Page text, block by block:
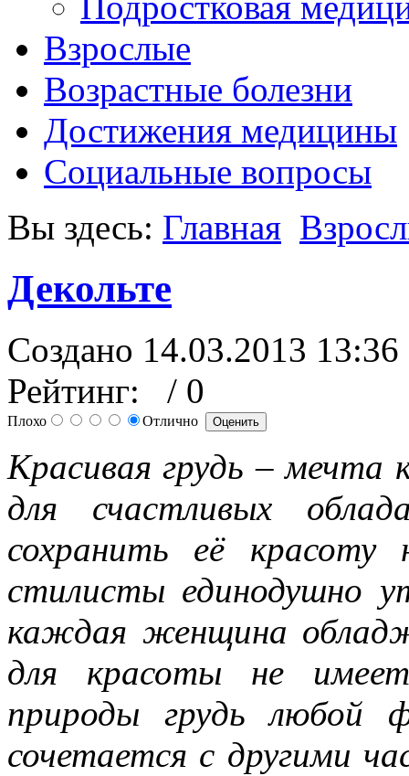
Взрослые
Возрастные болезни
Достижения медицины
Социальные вопросы
Вы здесь: Главная
Декольте
Создано 14.03.2013 13:36
Рейтинг:
/ 0
Плохо Отлично
Красивая грудь –
для счастливых
сохранить её
стилисты единодушно
каждая женщина
для красоты не
природы грудь любой
сочетается с другими